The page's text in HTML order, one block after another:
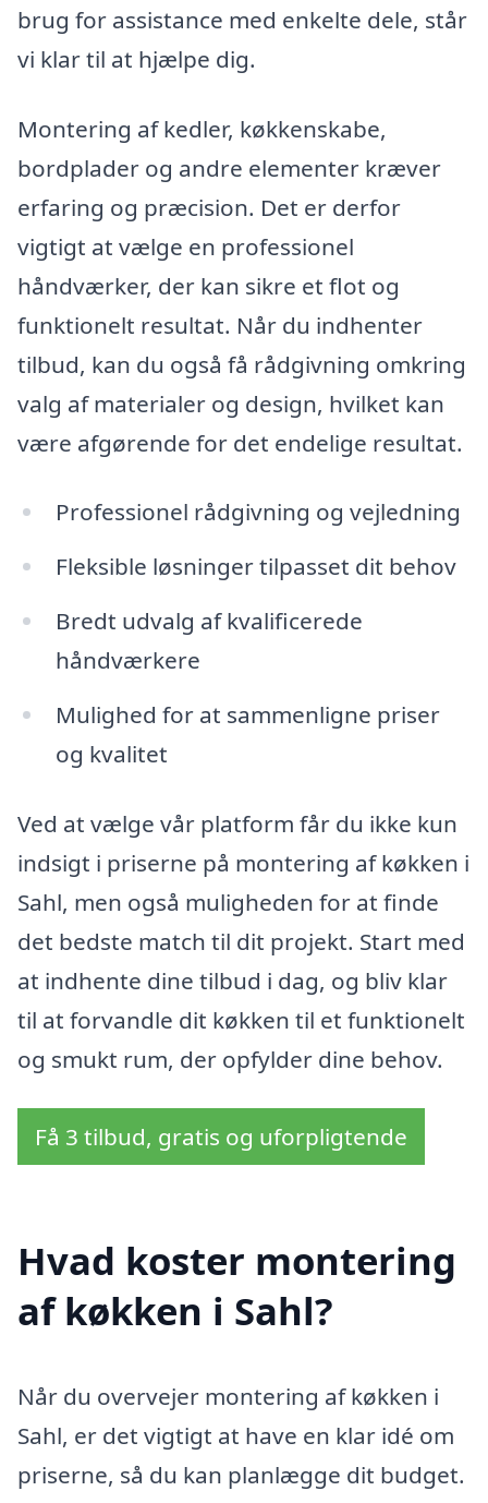
brug for assistance med enkelte dele, står
vi klar til at hjælpe dig.
Montering af kedler, køkkenskabe,
bordplader og andre elementer kræver
erfaring og præcision. Det er derfor
vigtigt at vælge en professionel
håndværker, der kan sikre et flot og
funktionelt resultat. Når du indhenter
tilbud, kan du også få rådgivning omkring
valg af materialer og design, hvilket kan
være afgørende for det endelige resultat.
Professionel rådgivning og vejledning
Fleksible løsninger tilpasset dit behov
Bredt udvalg af kvalificerede
håndværkere
Mulighed for at sammenligne priser
og kvalitet
Ved at vælge vår platform får du ikke kun
indsigt i priserne på montering af køkken i
Sahl, men også muligheden for at finde
det bedste match til dit projekt. Start med
at indhente dine tilbud i dag, og bliv klar
til at forvandle dit køkken til et funktionelt
og smukt rum, der opfylder dine behov.
Få 3 tilbud, gratis og uforpligtende
Hvad koster montering
af køkken i Sahl?
Når du overvejer montering af køkken i
Sahl, er det vigtigt at have en klar idé om
priserne, så du kan planlægge dit budget.